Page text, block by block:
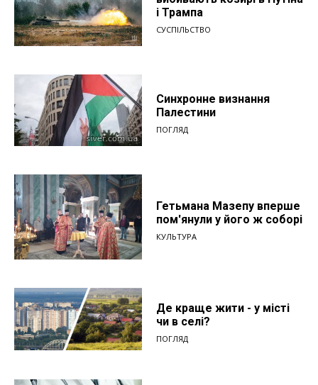
і Трампа
СУСПІЛЬСТВО
Синхронне визнання
Палестини
ПОГЛЯД
Гетьмана Мазепу вперше
пом'янули у його ж соборі
КУЛЬТУРА
Де краще жити - у місті
чи в селі?
ПОГЛЯД